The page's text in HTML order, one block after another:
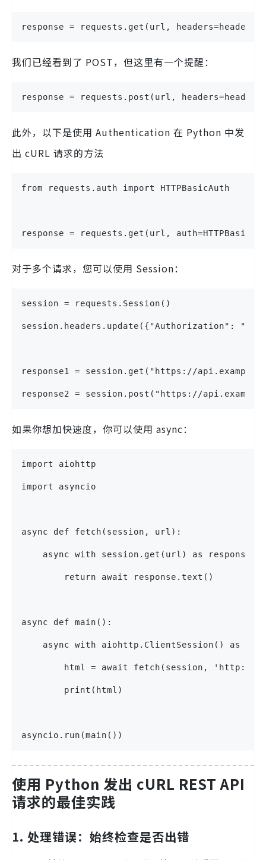
response = requests.get(url, headers=headers)
我们已经看到了 POST，但这里有一个提醒：
response = requests.post(url,
此外，以下是使用 Authentication 在 Python 中发
出 cURL 请求的方法
from requests.auth import HTTPBasicAuth
response = requests.get(url,
对于多个请求，您可以使用 Session：
session = requests.Session()
session.headers.update({"Authorization":
response1 = session.get("https://
response2 = session.post("https://
如果你想加快速度，你可以使用 async：
import aiohttp
import asyncio
async def fetch(session, url):
    async with session.get(url) as response:
        return await response.text()
async def main():
async with aiohttp.ClientSession() as
html = await fetch(session, 'http://
        print(html)
asyncio.run(main())
使用 Python 发出 cURL REST API
请求的最佳实践
1. 处理错误：始终检查是否出错